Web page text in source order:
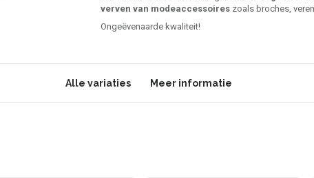
verven van modeaccessoires zoals broches,
Ongeëvenaarde kwaliteit!
Alle variaties Meer informatie